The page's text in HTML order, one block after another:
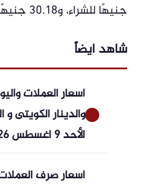
جنيهًا للشراء، و30.18 جنيهًا للبيع.
شاهد ايضاً
أسعار العملات
والدينار الكويتى و
الأحد 9 أغسطس 2026
أسعار صرف العملات